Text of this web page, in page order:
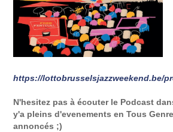
https://lottobrusselsjazzweekend.be/
N'hesitez pas à écouter le Podcast
y'a pleins d'evenements en Tous
annoncés ;)